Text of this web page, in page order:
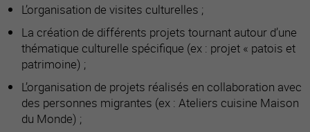
L’organisation de visites culturelles ;
La création de différents projets tournant autour d’une
thématique culturelle spécifique (ex : projet « patois et
patrimoine) ;
L’organisation de projets réalisés en collaboration avec
des personnes migrantes (ex : Ateliers cuisine Maison
du Monde) ;